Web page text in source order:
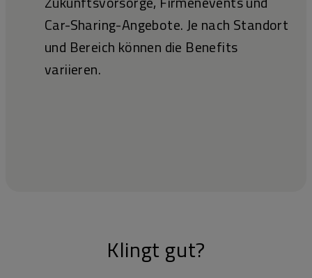
Car-Sharing-Angebote. Je nach Standort
und Bereich können die Benefits
variieren.
Klingt gut?